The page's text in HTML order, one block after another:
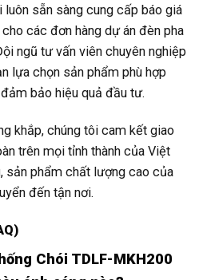
luôn sẵn sàng cung cấp báo giá
các đơn hàng dự án đèn pha
ngũ tư vấn viên chuyên nghiệp
lựa chọn sản phẩm phù hợp
bảo hiệu quả đầu tư.
khắp, chúng tôi cam kết giao
trên mọi tỉnh thành của Việt
sản phẩm chất lượng cao của
đến tận nơi.
Chói TDLF-MKH200